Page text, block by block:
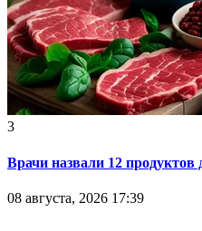
3
Врачи назвали 12 продуктов
08 августа, 2026 17:39